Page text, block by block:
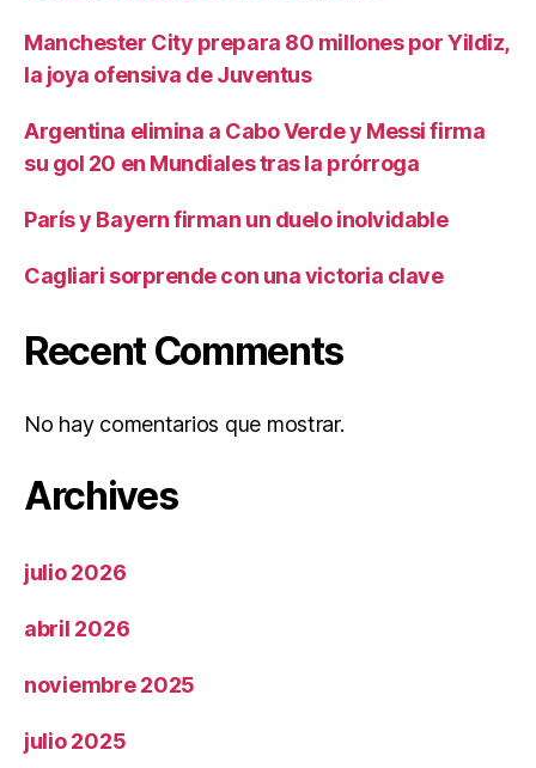
Manchester City prepara 80 millones por Yildiz,
la joya ofensiva de Juventus
Argentina elimina a Cabo Verde y Messi firma
su gol 20 en Mundiales tras la prórroga
París y Bayern firman un duelo inolvidable
Cagliari sorprende con una victoria clave
Recent Comments
No hay comentarios que mostrar.
Archives
julio 2026
abril 2026
noviembre 2025
julio 2025